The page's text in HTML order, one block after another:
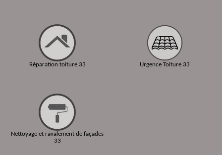
Réparation toiture 33
Nettoyage et ravalement de façades
33
Urgence Toiture 33